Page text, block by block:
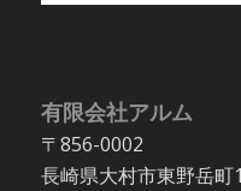
有限会社アルム
〒856-0002
長崎県大村市東野岳町